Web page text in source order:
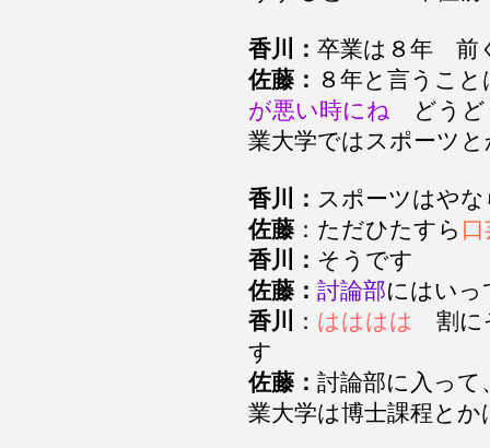
香川： 卒業は８年 前
佐藤： ８年と言うこ
が悪い時にね どうど
業大学ではスポーツ
香川： スポーツはや
佐藤 ：ただひたすら
香川： そうです
佐藤： 討論部にはいっ
香川
： はははは
割に
す
佐藤： 討論部に入っ
業大学は博士課程と